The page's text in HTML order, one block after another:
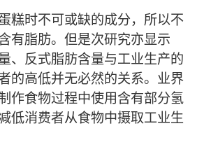
糕时不可或缺的成分，所以不
有脂肪。但是次研究亦显示
、反式脂肪含量与工业生产的
的高低并无必然的关系。业界
作食物过程中使用含有部分氢
低消费者从食物中摄取工业生